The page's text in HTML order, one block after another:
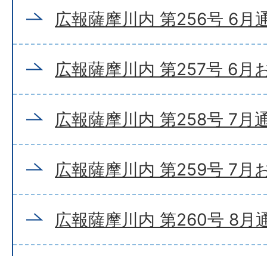
広報薩摩川内 第256号 6月
広報薩摩川内 第257号 6月
広報薩摩川内 第258号 7月
広報薩摩川内 第259号 7月
広報薩摩川内 第260号 8月